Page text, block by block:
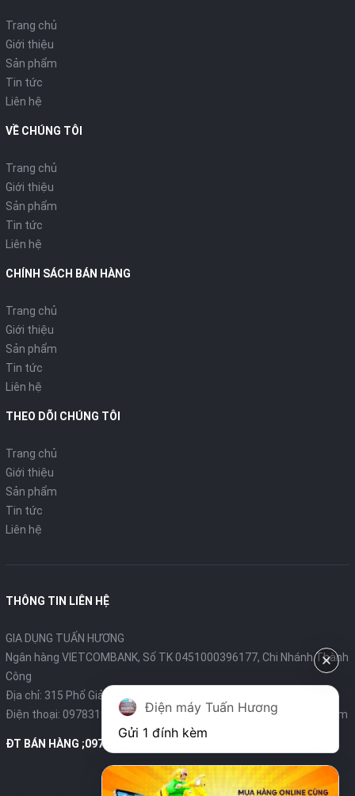
Trang chủ
Giới thiệu
Sản phẩm
Tin tức
Liên hệ
VỀ CHÚNG TÔI
Trang chủ
Giới thiệu
Sản phẩm
Tin tức
Liên hệ
CHÍNH SÁCH BÁN HÀNG
Trang chủ
Giới thiệu
Sản phẩm
Tin tức
Liên hệ
THEO DÕI CHÚNG TÔI
Trang chủ
Giới thiệu
Sản phẩm
Tin tức
Liên hệ
THÔNG TIN LIÊN HỆ
GIA DỤNG TUẤN HƯƠNG
Ngân hàng VIETCOMBANK, Số TK 0451000396177, Chi Nhánh Thành
Công
Địa chỉ: 315 Phố Giảng Võ - Ba Đình - Hà Nội
Điện thoại: 0978319375- Email:diengiadungtuanhuong@gmail.com
ĐT BÁN HÀNG ;0978319375
Điện máy Tuấn Hương
Gửi 1 đính kèm